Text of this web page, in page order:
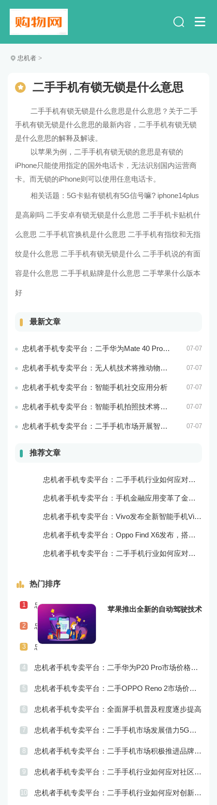
忠机者 >
二手手机有锁无锁是什么意思
二手手机有锁无锁是什么意思是什么意思？关于二手
手机有锁无锁是什么意思的最新内容，二手手机有锁无锁
是什么意思的解释及解读。
以苹果为例，二手手机有锁无锁的意思是有锁的
iPhone只能使用指定的国外电话卡，无法识别国内运营商
卡。而无锁的iPhone则可以使用任意电话卡。
相关话题： 5G卡贴有锁机有5G信号嘛? iphone14plus
是高刷吗 二手安卓有锁无锁是什么意思 二手手机卡贴机什
么意思 二手手机官换机是什么意思 二手手机有指纹和无指
纹是什么意思 二手手机有锁无锁是什么 二手手机说的有面
容是什么意思 二手手机贴牌是什么意思 二手苹果什么版本
好
最新文章
忠机者手机专卖平台：二手华为Mate 40 Pro市场价格持续波动 07-07
忠机者手机专卖平台：无人机技术将推动物流行业的智能化发展 07-07
忠机者手机专卖平台：智能手机社交应用分析 07-07
忠机者手机专卖平台：智能手机拍照技术将不断升级，成为手机行业的重要趋势 07-07
忠机者手机专卖平台：二手手机市场开展智能化运营，优化市场流程和效率 07-07
推荐文章
忠机者手机专卖平台：二手手机行业如何应对自动化生产的趋势
忠机者手机专卖平台：手机金融应用变革了金融行业
忠机者手机专卖平台：Vivo发布全新智能手机Vivo Y90
忠机者手机专卖平台：Oppo Find X6发布，搭载高通骁龙898芯片
忠机者手机专卖平台：二手手机行业如何应对物流运营的优化
热门排序
苹果推出全新的自动驾驶技术
1 忠机者手机专卖平台：二手手机行业如何应对社会民生问题
2 忠机者手机专卖平台：LG发布Wing智能手机，支持双屏交互
3 忠机者手机专卖平台：二手手机行业如何应对供应链管理的挑战
4 忠机者手机专卖平台：二手华为P20 Pro市场价格持续波动
5 忠机者手机专卖平台：二手OPPO Reno 2市场价格相对稳定
6 忠机者手机专卖平台：全面屏手机普及程度逐步提高
7 忠机者手机专卖平台：二手手机市场发展借力5G，迎来新机遇
8 忠机者手机专卖平台：二手手机市场积极推进品牌转型，实现品牌创新和升级
9 忠机者手机专卖平台：二手手机行业如何应对社区运营的重要性
10 忠机者手机专卖平台：二手手机行业如何应对创新驱动的发展